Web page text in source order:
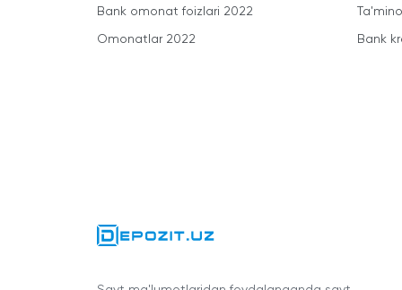
Bank omonat foizlari 2022
Omonatlar 2022 Bank